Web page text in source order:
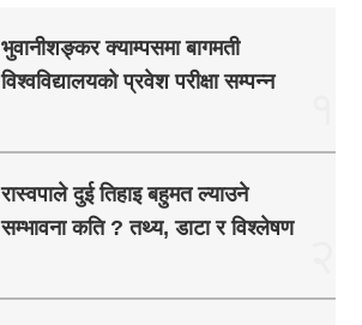
भुवानीशङ्कर क्याम्पसमा बागमती
विश्वविद्यालयको प्रवेश परीक्षा सम्पन्न
रास्वपाले दुई तिहाइ बहुमत ल्याउने
सम्भावना कति ? तथ्य, डाटा र विश्लेषण